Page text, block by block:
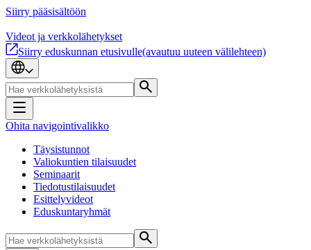
Siirry pääsisältöön
Videot ja verkkolähetykset
Siirry eduskunnan etusivulle(avautuu uuteen välilehteen)
Ohita navigointivalikko
Täysistunnot
Valiokuntien tilaisuudet
Seminaarit
Tiedotustilaisuudet
Esittelyvideot
Eduskuntaryhmät